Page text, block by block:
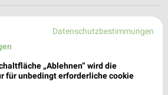
Datenschutzbestimmungen
„Ablehnen“ wird die
für unbedingt erforderliche cookie